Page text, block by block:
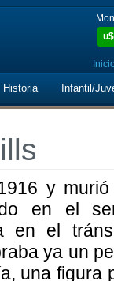
u$
Historia Infantil/
y
en el
en el
ya un
una figura